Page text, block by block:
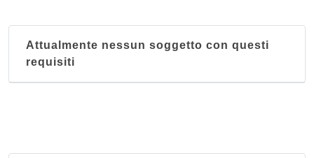
Attualmente nessun soggetto con questi
requisiti